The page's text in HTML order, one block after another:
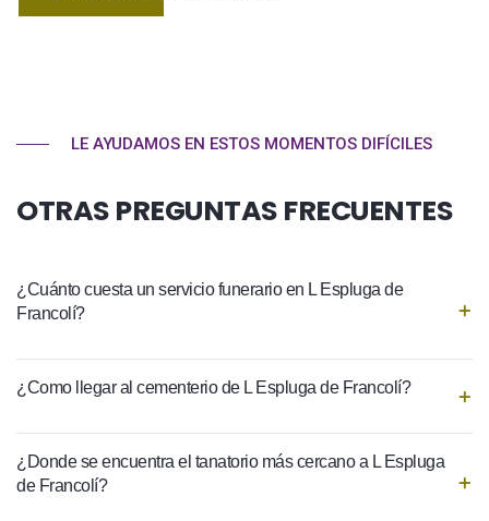
LE AYUDAMOS EN ESTOS MOMENTOS DIFÍCILES
OTRAS PREGUNTAS FRECUENTES
¿Cuánto cuesta un servicio funerario en L Espluga de
Francolí?
¿Como llegar al cementerio de L Espluga de Francolí?
¿Donde se encuentra el tanatorio más cercano a L Espluga
de Francolí?